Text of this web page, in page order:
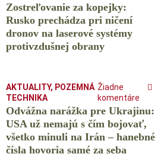
Zostreľovanie za kopejky:
Rusko prechádza pri ničení
dronov na laserové systémy
protivzdušnej obrany
AKTUALITY, POZEMNÁ
TECHNIKA
Žiadne
komentáre
Odvážna narážka pre Ukrajinu:
USA už nemajú s čím bojovať,
všetko minuli na Irán – hanebné
čísla hovoria samé za seba